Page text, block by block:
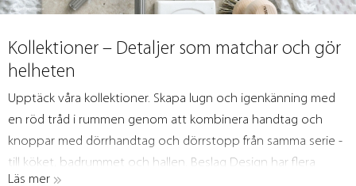
Kollektioner – Detaljer som matchar och gör
helheten
Upptäck våra kollektioner. Skapa lugn och igenkänning med
en röd tråd i rummen genom att kombinera handtag och
knoppar med dörrhandtag och dörrstopp från samma serie -
till köket, badrummet och hallen. Beslag Design har flera
Läs mer